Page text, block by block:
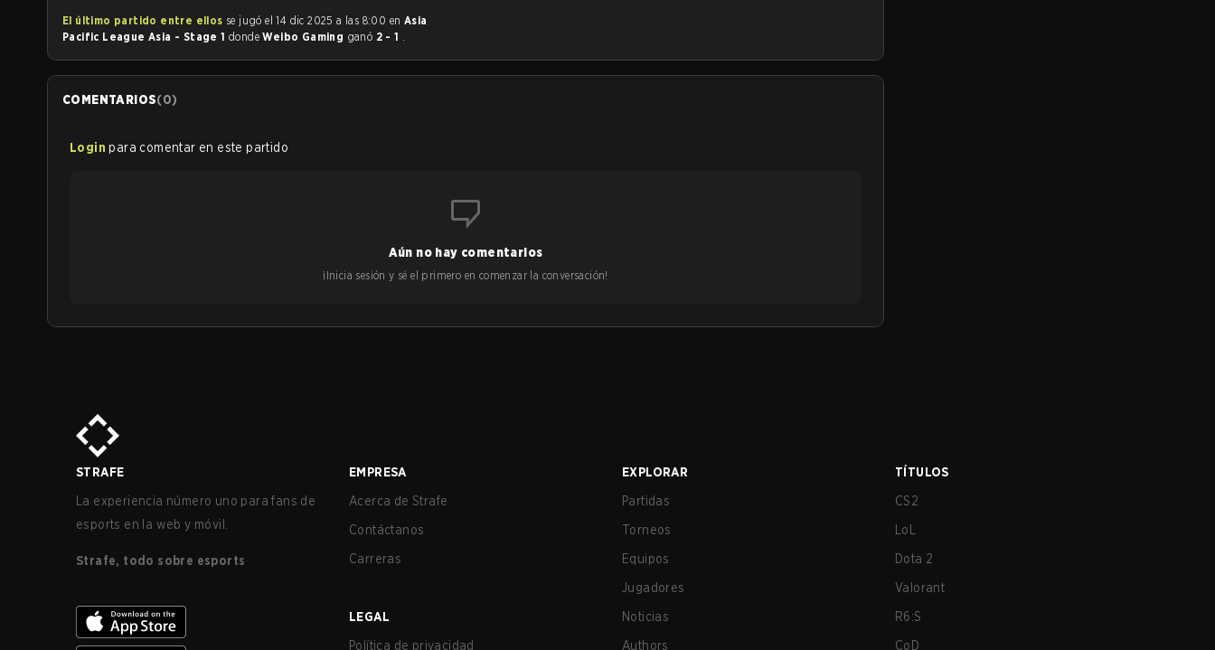
El último partido entre ellos se jugó el 14 dic 2025 a las 8:00 en Asia
Pacific League Asia - Stage 1 dondeWeibo Gaming ganó 2 - 1 .
COMENTARIOS(0)
Login para comentar en este partido
Aún no hay comentarios
¡Inicia sesión y sé el primero en comenzar la conversación!
STRAFE
La experiencia número uno para fans de
esports en la web y móvil.
Strafe, todo sobre esports
EMPRESA
Acerca de Strafe
Contáctanos
Carreras
LEGAL
Política de privacidad
EXPLORAR
Partidas
Torneos
Equipos
Jugadores
Noticias
Authors
TÍTULOS
CS2
LoL
Dota 2
Valorant
R6:S
CoD